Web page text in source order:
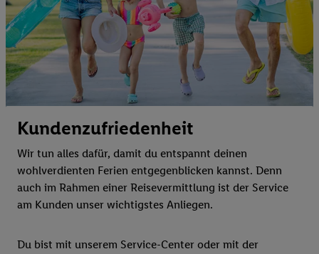
Kundenzufriedenheit
Wir tun alles dafür, damit du entspannt deinen
wohlverdienten Ferien entgegenblicken kannst. Denn
auch im Rahmen einer Reisevermittlung ist der Service
am Kunden unser wichtigstes Anliegen.
Du bist mit unserem Service-Center oder mit der